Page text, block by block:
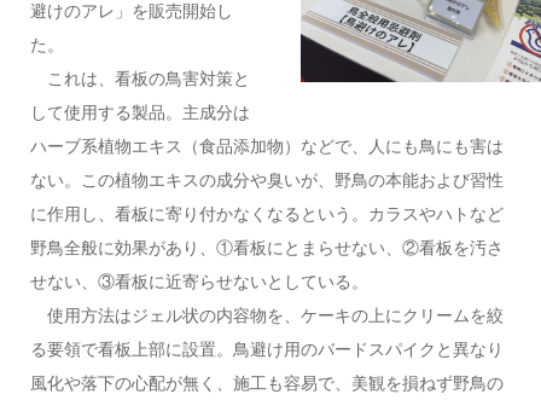
避けのアレ」を販売開始し
た。
これは、看板の鳥害対策と
して使用する製品。主成分は
ハーブ系植物エキス（食品添加物）などで、人にも鳥にも害は
ない。この植物エキスの成分や臭いが、野鳥の本能および習性
に作用し、看板に寄り付かなくなるという。カラスやハトなど
野鳥全般に効果があり、①看板にとまらせない、②看板を汚さ
せない、③看板に近寄らせないとしている。
使用方法はジェル状の内容物を、ケーキの上にクリームを絞
る要領で看板上部に設置。鳥避け用のバードスパイクと異なり
風化や落下の心配が無く、施工も容易で、美観を損ねず野鳥の